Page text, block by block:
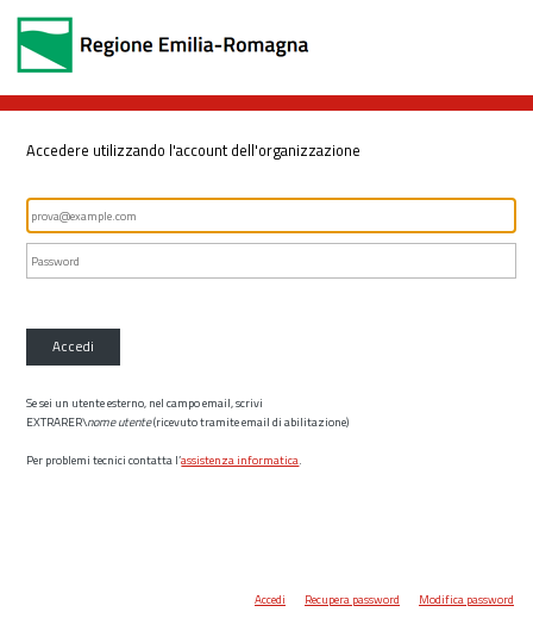
Accedere utilizzando l'account dell'organizzazione
Accedi
Se sei un utente esterno, nel campo email, scrivi
EXTRARER\nome utente(ricevuto tramite email di abilitazione)
Per problemi tecnici contatta l’assistenza informatica.
Accedi Recupera password Modifica password